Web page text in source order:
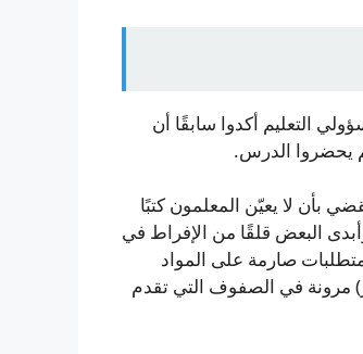
التعليم أكدوا سابقًا أن
يحضروا الدرس.
بأن لا يعيّن المعلمون كتبًا
وأبدى البعض قلقًا من الإفراط في
صارمة على المواد
مرونة في الصفوف التي تقدم